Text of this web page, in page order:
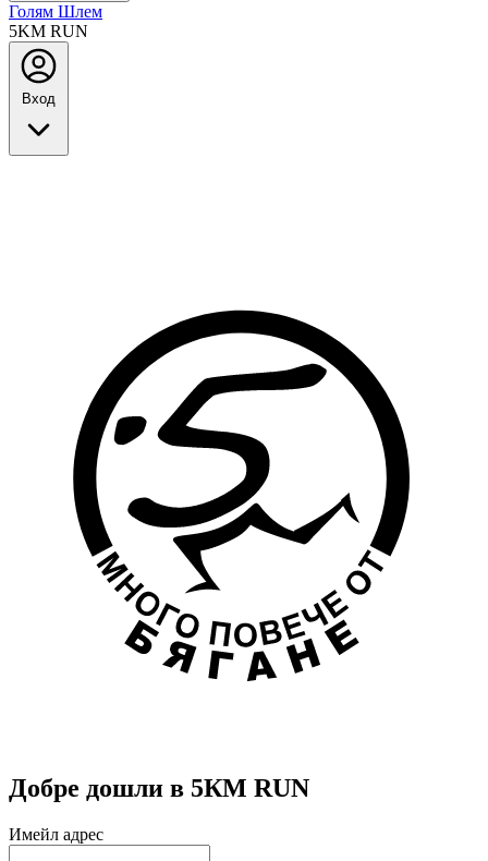
Голям Шлем
5KM RUN
Вход
Добре дошли в 5КМ RUN
Имейл адрес